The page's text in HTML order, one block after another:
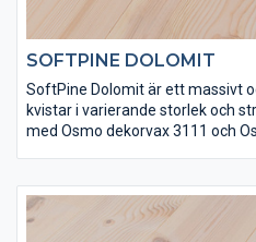
SOFTPINE DOLOMIT
SoftPine Dolomit är ett massivt
kvistar i varierande storlek och
med Osmo dekorvax 3111 och